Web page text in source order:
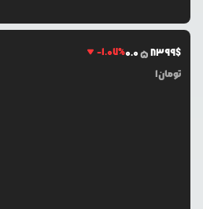
-1.07%0.058399$
1تومان